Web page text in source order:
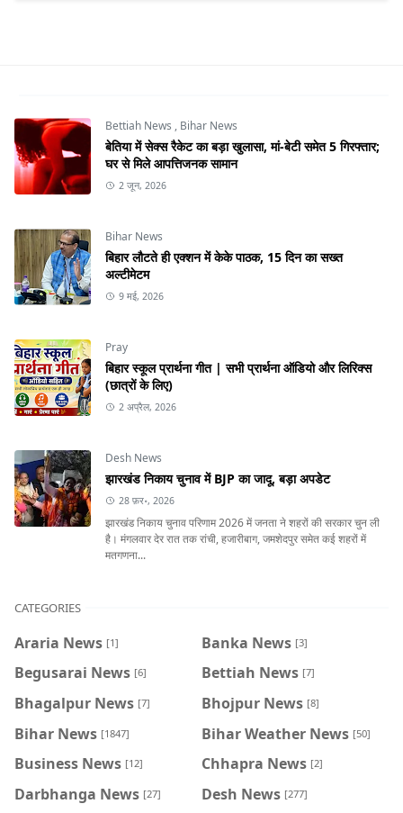
Bettiah News , Bihar News
बेतिया में सेक्स रैकेट का बड़ा खुलासा, मां-बेटी समेत 5 गिरफ्तार;
घर से मिले आपत्तिजनक सामान
2 जून, 2026
Bihar News
बिहार लौटते ही एक्शन में केके पाठक, 15 दिन का सख्त
अल्टीमेटम
9 मई, 2026
Pray
बिहार स्कूल प्रार्थना गीत | सभी प्रार्थना ऑडियो और लिरिक्स
(छात्रों के लिए)
2 अप्रैल, 2026
Desh News
झारखंड निकाय चुनाव में BJP का जादू, बड़ा अपडेट
28 फ़र॰, 2026
झारखंड निकाय चुनाव परिणाम 2026 में जनता ने शहरों की सरकार चुन ली
है। मंगलवार देर रात तक रांची, हजारीबाग, जमशेदपुर समेत कई शहरों में
मतगणना...
CATEGORIES
Araria News [1] Banka News [3]
Begusarai News [6] Bettiah News [7]
Bhagalpur News [7] Bhojpur News [8]
Bihar News [1847] Bihar Weather News [50]
Business News [12] Chhapra News [2]
Darbhanga News [27] Desh News [277]